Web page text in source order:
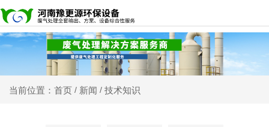
当前位置：首页 / 新闻 / 技术知识